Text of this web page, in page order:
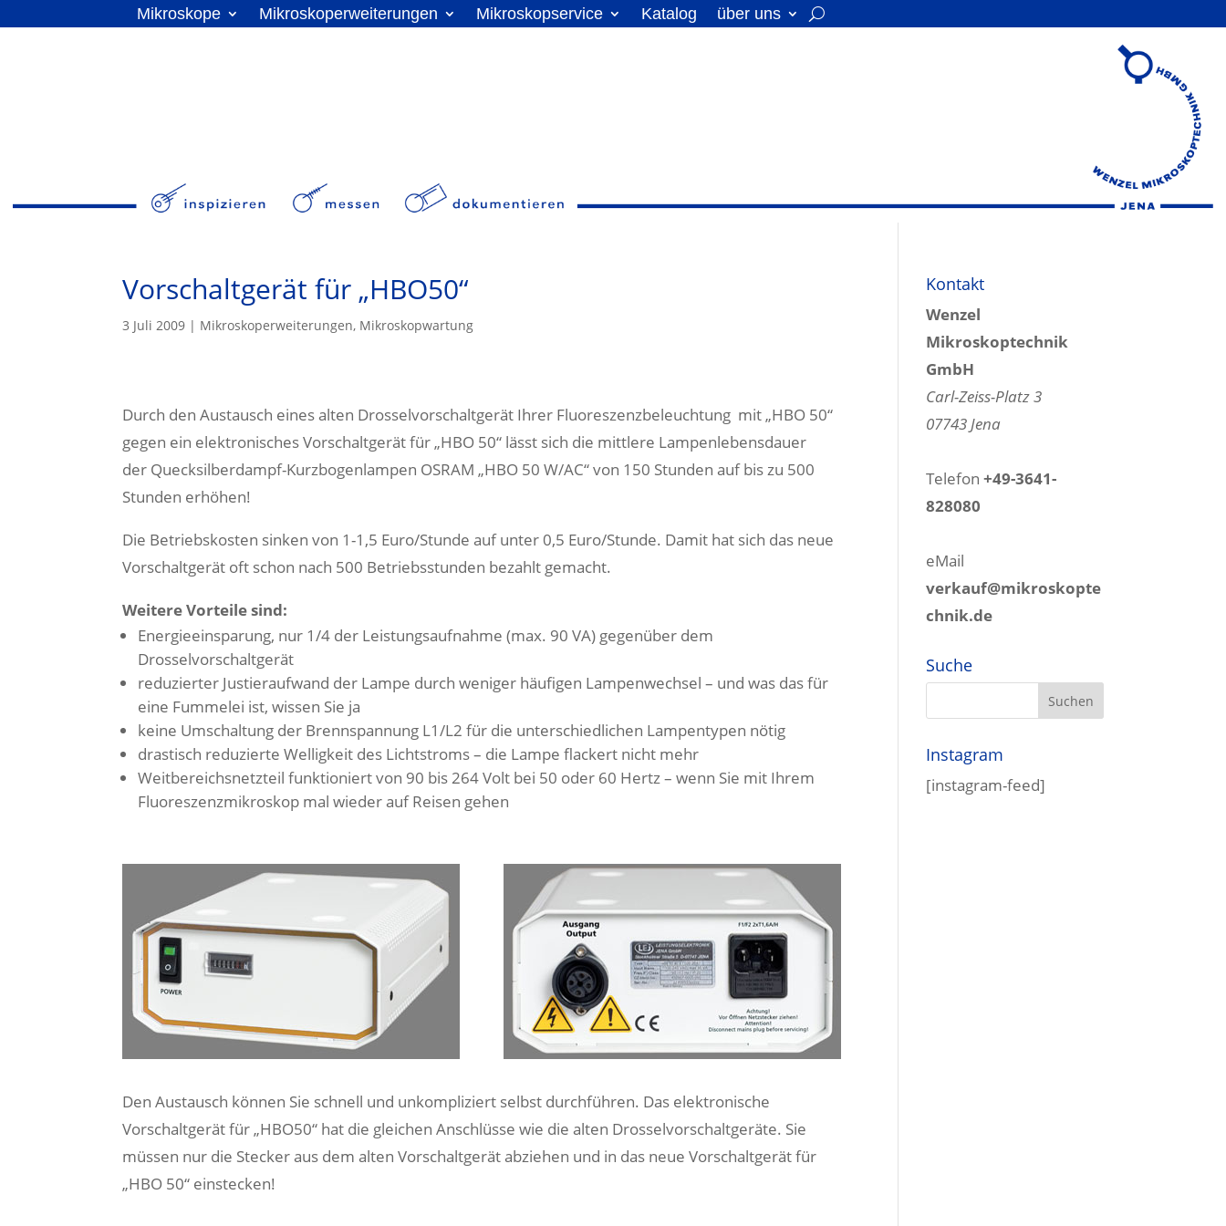
Mikroskope Mikroskoperweiterungen Mikroskopservice Katalog über uns
Vorschaltgerät für „HBO50“
3 Juli 2009 | Mikroskoperweiterungen, Mikroskopwartung
Durch den Austausch eines alten Drosselvorschaltgerät Ihrer Fluoreszenzbeleuchtung mit „HBO 50“
gegen ein elektronisches Vorschaltgerät für „HBO 50“ lässt sich die mittlere Lampenlebensdauer
der Quecksilberdampf-Kurzbogenlampen OSRAM „HBO 50 W/AC“ von 150 Stunden auf bis zu 500
Stunden erhöhen!
Die Betriebskosten sinken von 1-1,5 Euro/Stunde auf unter 0,5 Euro/Stunde. Damit hat sich das neue
Vorschaltgerät oft schon nach 500 Betriebsstunden bezahlt gemacht.
Weitere Vorteile sind:
Energieeinsparung, nur 1/4 der Leistungsaufnahme (max. 90 VA) gegenüber dem
Drosselvorschaltgerät
reduzierter Justieraufwand der Lampe durch weniger häufigen Lampenwechsel – und was das für
eine Fummelei ist, wissen Sie ja
keine Umschaltung der Brennspannung L1/L2 für die unterschiedlichen Lampentypen nötig
drastisch reduzierte Welligkeit des Lichtstroms – die Lampe flackert nicht mehr
Weitbereichsnetzteil funktioniert von 90 bis 264 Volt bei 50 oder 60 Hertz – wenn Sie mit Ihrem
Fluoreszenzmikroskop mal wieder auf Reisen gehen
Den Austausch können Sie schnell und unkompliziert selbst durchführen. Das elektronische
Vorschaltgerät für „HBO50“ hat die gleichen Anschlüsse wie die alten Drosselvorschaltgeräte. Sie
müssen nur die Stecker aus dem alten Vorschaltgerät abziehen und in das neue Vorschaltgerät für
„HBO 50“ einstecken!
Kontakt
Wenzel
Mikroskoptechnik
GmbH
Carl-Zeiss-Platz 3
07743 Jena
Telefon+49-3641-
828080
eMail
verkauf@mikroskopte
chnik.de
Suche
Instagram
[instagram-feed]